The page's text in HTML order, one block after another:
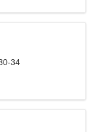
34